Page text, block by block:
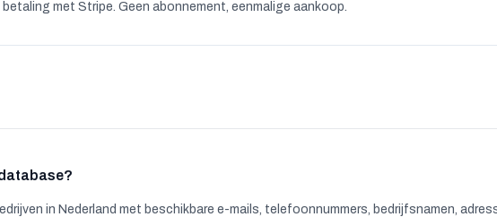
betaling met Stripe. Geen abonnement, eenmalige aankoop.
in Nederland met beschikbare e-mails, telefoonnummers, bedrijfsnamen,